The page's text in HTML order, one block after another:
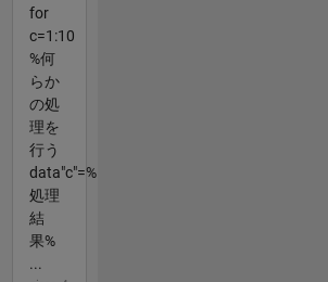
for
c=1:10
%何
らか
の処
理を
行う
data"c"=%
処理
結
果%
...